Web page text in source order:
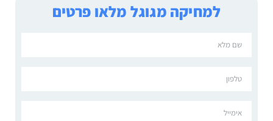
למחיקה מגוגל מלאו פרטים